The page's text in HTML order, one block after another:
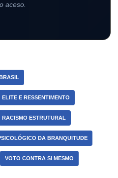
aceso.
ELITE E RESSENTIMENTO
RACISMO ESTRUTURAL
DA BRANQUITUDE
VOTO CONTRA SI MESMO